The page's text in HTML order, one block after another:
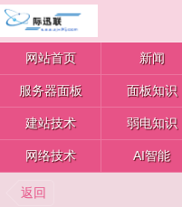
网站首页 新闻
服务器面板 面板知识
建站技术 弱电知识
网络技术 AI智能
返回